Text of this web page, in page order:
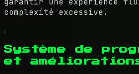
complexité excessive.
Système de
et